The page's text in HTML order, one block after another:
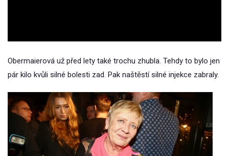
Obermaierová už před lety také trochu zhubla. Tehdy to bylo jen
pár kilo kvůli silné bolesti zad. Pak naštěstí silné injekce zabraly.